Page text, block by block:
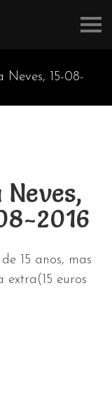
15-08-
2016
15 anos, mas
extra(15 euros